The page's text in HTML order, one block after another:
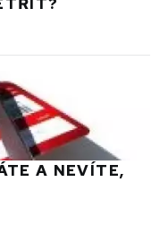
A NEVÍTE,